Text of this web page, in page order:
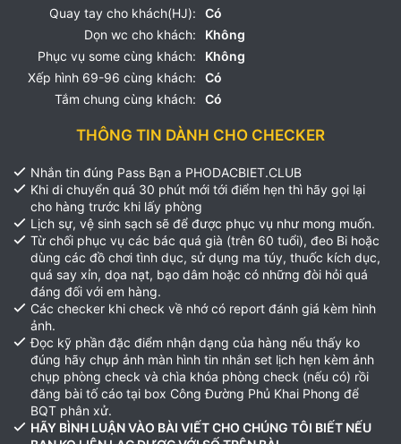
Quay tay cho khách(HJ):
Có
Dọn wc cho khách:
Không
Phục vụ some cùng khách:
Không
Xếp hình 69-96 cùng khách:
Có
Tắm chung cùng khách:
Có
THÔNG TIN DÀNH CHO CHECKER
Nhắn tin đúng Pass Bạn a PHODACBIET.CLUB
Khi di chuyển quá 30 phút mới tới điểm hẹn thì hãy gọi lại
cho hàng trước khi lấy phòng
Lịch sự, vệ sinh sạch sẽ để được phục vụ như mong muốn.
Từ chối phục vụ các bác quá già (trên 60 tuổi), đeo Bi hoặc
dùng các đồ chơi tình dục, sử dụng ma túy, thuốc kích dục,
quá say xỉn, dọa nạt, bạo dâm hoặc có những đòi hỏi quá
đáng đối với em hàng.
Các checker khi check về nhớ có report đánh giá kèm hình
ảnh.
Đọc kỹ phần đặc điểm nhận dạng của hàng nếu thấy ko
đúng hãy chụp ảnh màn hình tin nhắn set lịch hẹn kèm ảnh
chụp phòng check và chìa khóa phòng check (nếu có) rồi
đăng bài tố cáo tại box Công Đường Phủ Khai Phong để
BQT phân xử.
HÃY BÌNH LUẬN VÀO BÀI VIẾT CHO CHÚNG TÔI BIẾT NẾU